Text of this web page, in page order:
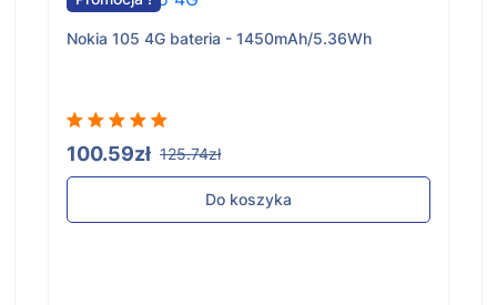
Nokia 105 4G bateria - 1450mAh/5.36Wh
100.59zł 125.74zł
Do koszyka